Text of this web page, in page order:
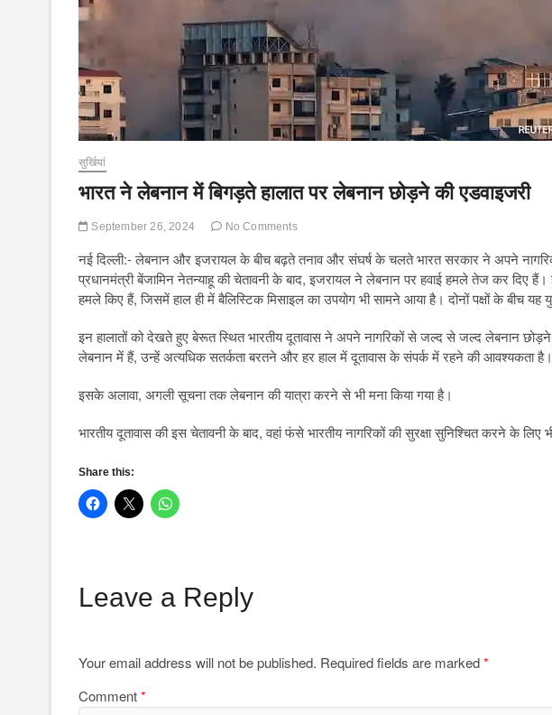
सुर्खियां
भारत ने लेबनान में बिगड़ते हालात पर लेबनान छोड़ने की एडवाइजरी
September 26, 2024 No Comments
नई दिल्ली:- लेबनान और इजरायल के बीच बढ़ते तनाव और संघर्ष के चलते भारत सरकार ने अपने
प्रधानमंत्री बेंजामिन नेतन्याहू की चेतावनी के बाद, इजरायल ने लेबनान पर हवाई हमले तेज कर दिए
हमले किए हैं, जिसमें हाल ही में बैलिस्टिक मिसाइल का उपयोग भी सामने आया है। दोनों पक्षों के बीच यह
इन हालातों को देखते हुए बेरूत स्थित भारतीय दूतावास ने अपने नागरिकों से जल्द से जल्द लेबनान
लेबनान में हैं, उन्हें अत्यधिक सतर्कता बरतने और हर हाल में दूतावास के संपर्क में रहने की आवश्यकता है।
इसके अलावा, अगली सूचना तक लेबनान की यात्रा करने से भी मना किया गया है।
भारतीय दूतावास की इस चेतावनी के बाद, वहां फंसे भारतीय नागरिकों की सुरक्षा सुनिश्चित करने के लिए
Share this:
Leave a Reply
Your email address will not be published. Required fields are marked*
Comment*